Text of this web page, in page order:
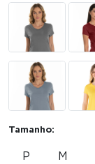
Tamanho:
P M